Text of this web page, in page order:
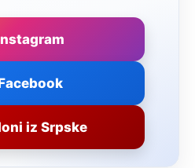
iz Srpske